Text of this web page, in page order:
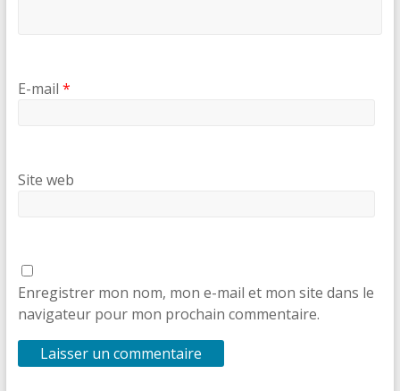
E-mail *
Site web
Enregistrer mon nom, mon e-mail et mon site dans le
navigateur pour mon prochain commentaire.